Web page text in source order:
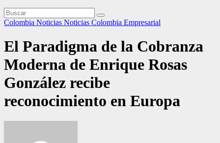
Colombia Noticias Noticias Colombia Empresarial
El Paradigma de la Cobranza
Moderna de Enrique Rosas
González recibe
reconocimiento en Europa